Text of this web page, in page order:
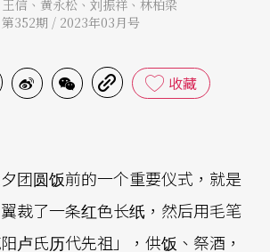
王信、 黄永松、 刘振祥、 林柏梁
第352期 / 2023年03月号
收藏
团圆饭前的一个重要仪式，就是
裁了一条红色长纸，然后用毛笔
卢氏历代先祖」，供饭、祭酒，